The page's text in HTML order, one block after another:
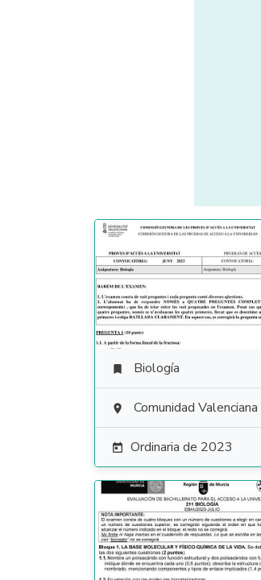
 Biología
 Comunidad Valenciana
 Ordinaria de 2023